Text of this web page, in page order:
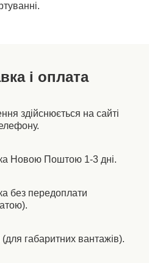
і оплата
здійснюється на сайті
Новою Поштою 1-3 дні.
без передоплати
(для габаритних вантажів).